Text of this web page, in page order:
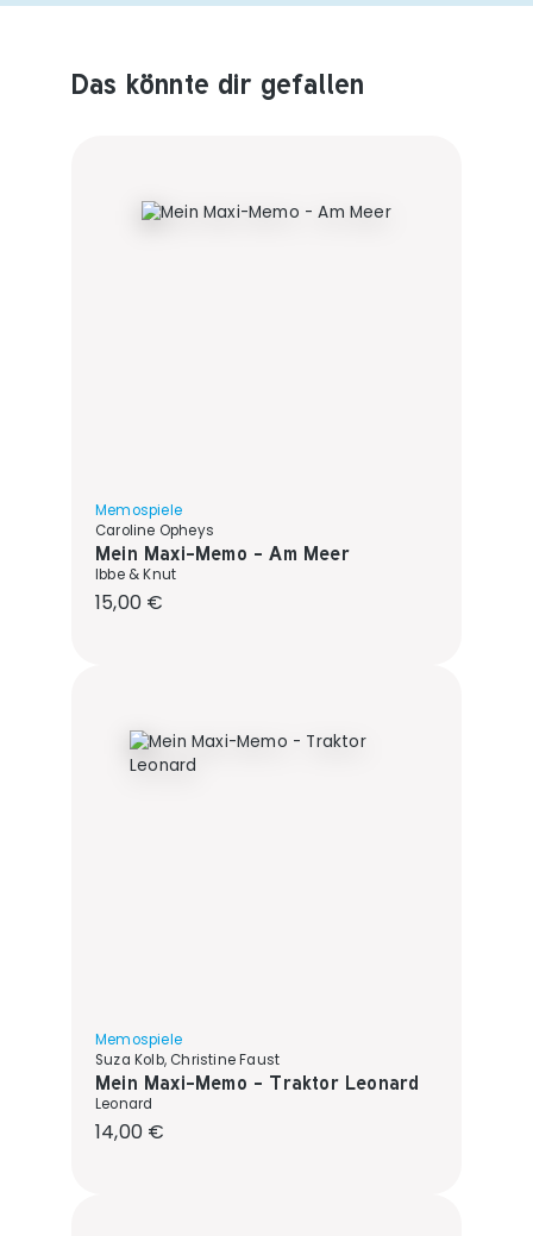
Produktempfehlungen überspringen
Das könnte dir gefallen
Memospiele
Caroline Opheys
Mein Maxi-Memo - Am Meer
Ibbe & Knut
Regulärer Preis:
15,00 €
Memospiele
Suza Kolb, Christine Faust
Mein Maxi-Memo - Traktor Leonard
Leonard
Regulärer Preis:
14,00 €